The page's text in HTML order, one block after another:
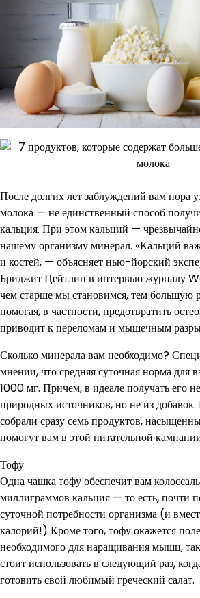
После долгих лет заблуждений вам пора
молока — не единственный способ
кальция. При этом кальций —
нашему организму минерал. «Кальций
и костей, — объясняет нью-йорский
Бриджит Цейтлин в интервью журналу
чем старше мы становимся, тем большую
помогая, в частности, предотвратить
приводит к переломам и мышечным
Сколько минерала вам необходимо?
мнении, что средняя суточная норма для
1000 мг. Причем, в идеале получать его
природных источников, но не из
собрали сразу семь продуктов,
помогут вам в этой питательной
Тофу
Одна чашка тофу обеспечит вам
миллиграммов кальция — то есть, почти
суточной потребности организма (и
калорий!) Кроме того, тофу окажется
необходимого для наращивания мышц,
стоит использовать в следующий раз,
готовить свой любимый греческий салат.